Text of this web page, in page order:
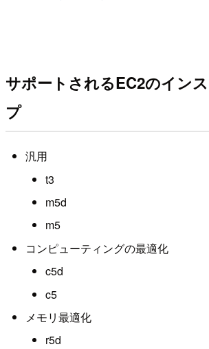
サポートされるEC2のイン
プ
汎用
t3
m5d
m5
コンピューティングの最適化
c5d
c5
メモリ最適化
r5d